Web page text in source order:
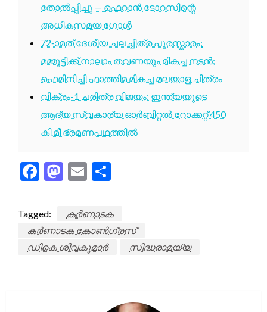
തോൽപ്പിച്ചു — ഫെറാൻ ടോറസിന്റെ
അധികസമയ ഗോൾ
72-ാമത് ദേശീയ ചലച്ചിത്ര പുരസ്കാരം:
മമ്മൂട്ടിക്ക് നാലാം തവണയും മികച്ച നടൻ;
ഫെമിനിച്ചി ഫാത്തിമ മികച്ച മലയാള ചിത്രം
വിക്രം-1 ചരിത്ര വിജയം: ഇന്ത്യയുടെ
ആദ്യ സ്വകാര്യ ഓർബിറ്റൽ റോക്കറ്റ് 450
കി.മീ ഭ്രമണപഥത്തിൽ
Facebook
Mastodon
Email
Tagged:
കർണാടക
കർണാടക കോൺഗ്രസ്
ഡികെ ശിവകുമാർ
സിദ്ധരാമയ്യ